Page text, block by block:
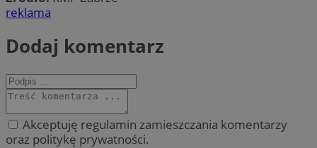
reklama
Dodaj komentarz
Akceptuję regulamin zamieszczania komentarzy
oraz politykę prywatności.